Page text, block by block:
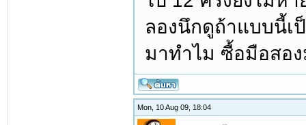
ลองนึกดูถ้าแบบนี้เ
มาทำไม ซื้อมือสอ
Mon, 10 Aug 09, 18:04